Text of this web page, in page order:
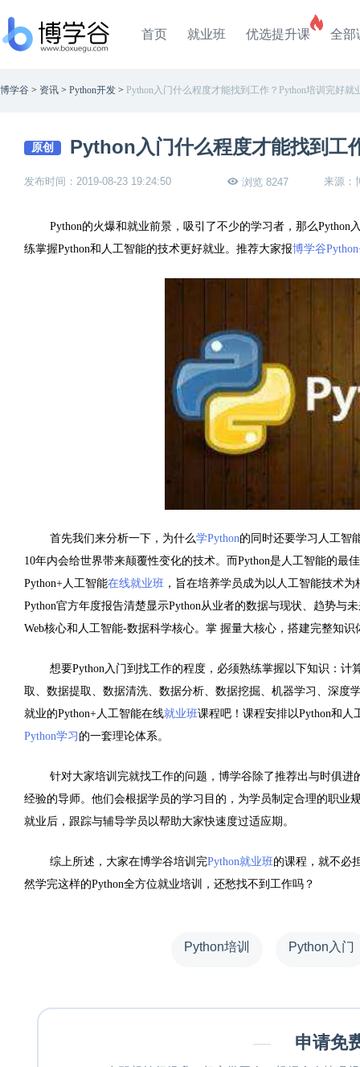
首页 就业班 优选提升课 全部
博学谷 > 资讯 > Python开发 > Python入门什么程度才能找到工作？Python培训完好就
原创 Python入门什么程度才能找到工
发布时间：2019-08-23 19:24:50 浏览 8247 来源：
Python的火爆和就业前景，吸引了不少的学习者，那么
练掌握Python和人工智能的技术更好就业。推荐大家报博学谷
首先我们来分析一下，为什么学Python的同时还要学习人工智
10年内会给世界带来颠覆性变化的技术。而Python是人工智能的最
Python+人工智能在线就业班 ，旨在培养学员成为以人工智能技术
Python官方年度报告清楚显示Python从业者的数据与现状、趋势与
Web核心和人工智能-数据科学核心。掌 握量大核心，搭建完整知
想要Python入门到找工作的程度，必须熟练掌握以下知识：计
取、数据提取、数据清洗、数据分析、数据挖掘、机器学习、深
就业的Python+人工智能在线就业班课程吧！课程安排以Python和
Python学习 的一套理论体系。
针对大家培训完就找工作的问题，博学谷除了推荐出与时俱
经验的导师。他们会根据学员的学习目的，为学员制定合理的职
就业后，跟踪与辅导学员以帮助大家快速度过适应期。
综上所述，大家在博学谷培训完Python就业班的课程，就不必
然学完这样的Python全方位就业培训，还愁找不到工作吗？
Python培训 Python入门
— 申请免